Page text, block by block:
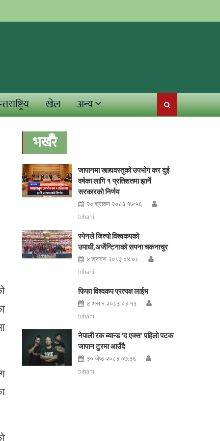
खेल अन्य
भर्खरै
जापानमा खाद्यवस्तुको उपभोग कर दुई
वर्षका लागि १ प्रतिशतमा झार्ने
सरकारको निर्णय
२० श्रावण २०८३ १७:५६
bihani
स्पेनले जित्यो विश्वकपको
उपाधी,अर्जेन्टिनाको सपना चकनाचुर
४ श्रावण २०८३ ०४:०८
bihani
फिफा विश्वकप प्रत्यक्ष लाईभ
४ असार २०८३ ०३:१३
bihani
नेपाली रक ब्यान्ड ‘द एक्स’ पहिलो पटक
जापान टुरमा आउँदै
३० जेष्ठ २०८३ ०७:३६
bihani